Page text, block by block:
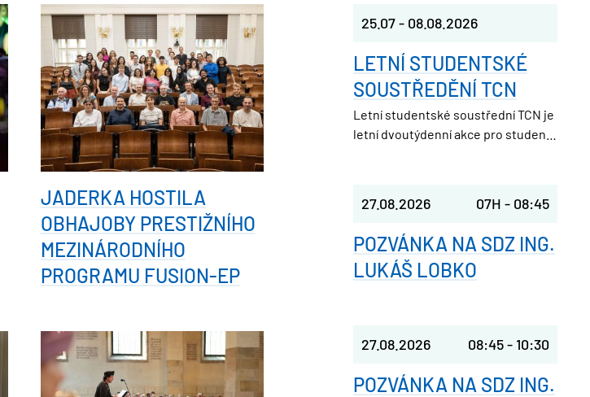
25.07- 08.08.2026
LETNÍ STUDENTSKÉ
SOUSTŘEDĚNÍ TCN
Letní studentské soustřední TCN je
letní dvoutýdenní akce pro studenty
která ještě nedávno seděla v
laviciích jako ty.
27.08.2026 07H - 08:45
POZVÁNKA NA SDZ ING.
LUKÁŠ LOBKO
27.08.2026 08:45- 10:30
POZVÁNKA NA SDZ ING.
JADERKA HOSTILA
OBHAJOBY PRESTIŽNÍHO
MEZINÁRODNÍHO
PROGRAMU FUSION-EP